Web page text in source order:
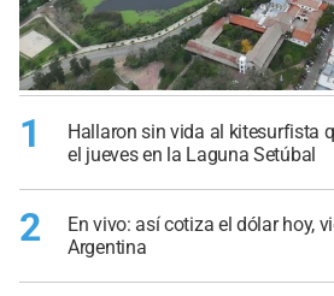
1
Hallaron sin vida al kitesurfista
el jueves en la Laguna Setúbal
2
En vivo: así cotiza el dólar hoy,
Argentina